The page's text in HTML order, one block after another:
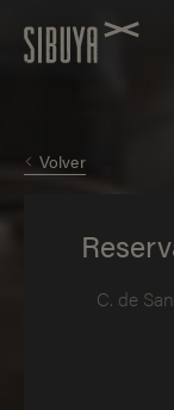
Volver
C. de